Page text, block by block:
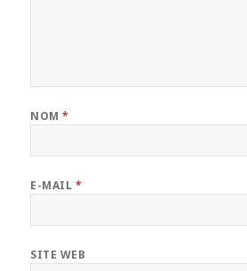
NOM*
E-MAIL *
SITE WEB